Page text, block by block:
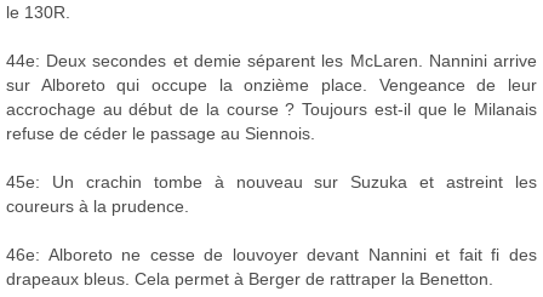
le 130R.
44e: Deux secondes et demie séparent les McLaren. Nannini arrive
sur Alboreto qui occupe la onzième place. Vengeance de leur
accrochage au début de la course ? Toujours est-il que le Milanais
refuse de céder le passage au Siennois.
45e: Un crachin tombe à nouveau sur Suzuka et astreint les
coureurs à la prudence.
46e: Alboreto ne cesse de louvoyer devant Nannini et fait fi des
drapeaux bleus. Cela permet à Berger de rattraper la Benetton.